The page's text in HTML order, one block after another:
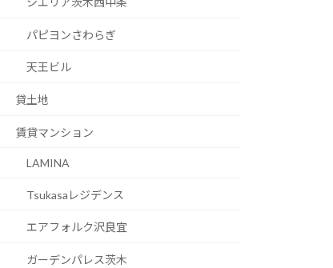
パピヨンさわらぎ
天王ビル
貸土地
賃貸マンション
LAMINA
Tsukasaレジデンス
エアフォルク沢良宜
ガーデンパレス茨木